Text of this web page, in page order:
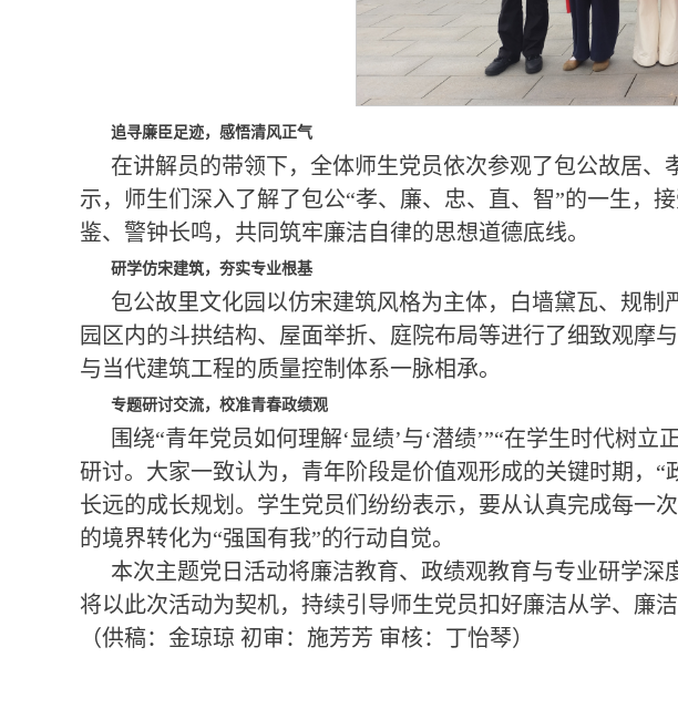
追寻廉臣足迹，感悟清风正气
在讲解员的带领下，全体师生党员依次参观了包公故居
示，师生们深入了解了包公“孝、廉、忠、直、智”的一生，
鉴、警钟长鸣，共同筑牢廉洁自律的思想道德底线。
研学仿宋建筑，夯实专业根基
包公故里文化园以仿宋建筑风格为主体，白墙黛瓦、规
园区内的斗拱结构、屋面举折、庭院布局等进行了细致观摩
与当代建筑工程的质量控制体系一脉相承。
专题研讨交流，校准青春政绩观
围绕“青年党员如何理解‘显绩’与‘潜绩’”“在学生时代树
研讨。大家一致认为，青年阶段是价值观形成的关键时期，
长远的成长规划。学生党员们纷纷表示，要从认真完成每一
的境界转化为“强国有我”的行动自觉。
本次主题党日活动将廉洁教育、政绩观教育与专业研学
将以此次活动为契机，持续引导师生党员扣好廉洁从学、廉
（供稿：金琼琼 初审：施芳芳 审核：丁怡琴）